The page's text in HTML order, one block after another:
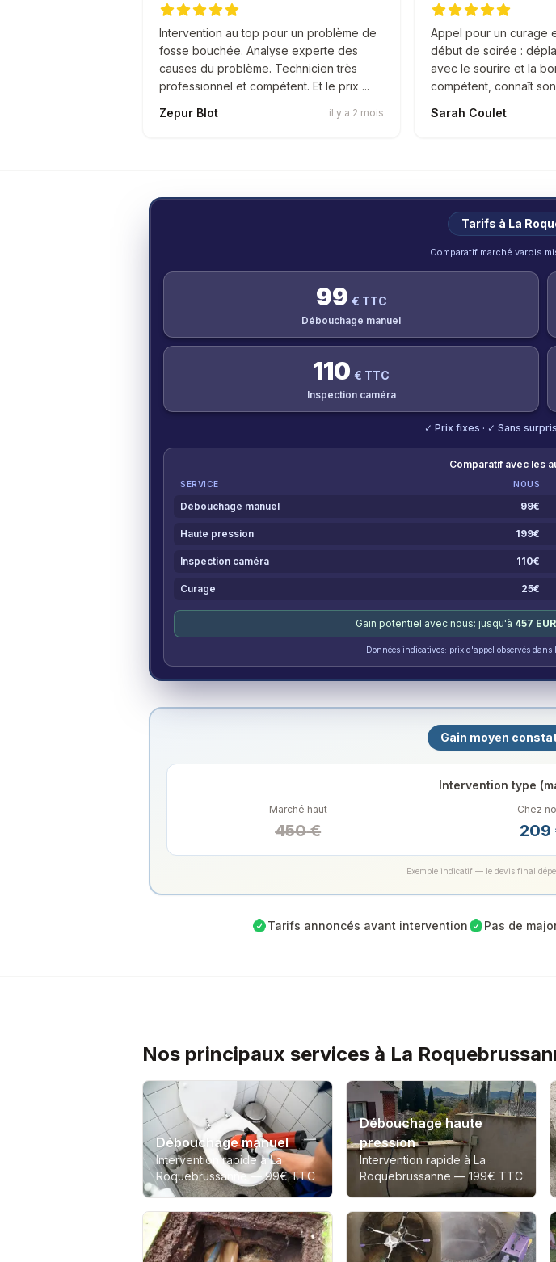
Intervention au top pour un problème de
fosse bouchée. Analyse experte des
causes du problème. Technicien très
professionnel et compétent. Et le prix ...
Zepur Blot
il y a 2 mois
Appel pour un curage
début de soirée :
avec le sourire et la
compétent, connaît
Sarah Coulet
Tarifs à La
Comparatif marché varois
99 € TTC
Débouchage manuel
110 € TTC
Inspection caméra
✓ Prix fixes · ✓ Sans
Comparatif avec les
SERVICE NOUS
Débouchage manuel 99€
Haute pression 199€
Inspection caméra 110€
Curage 25€
Gain potentiel avec nous: jusqu'à 457 EUR
Données indicatives: prix d'appel observés dans
Gain moyen
Intervention type
Marché haut
450€
Chez
209
Exemple indicatif — le devis final
Tarifs annoncés avant intervention Pas de
Nos principaux services à La
Débouchage manuel
Intervention rapide à La
Roquebrussanne —99€ TTC
Débouchage haute
pression
Intervention rapide à La
Roquebrussanne —199€ TTC